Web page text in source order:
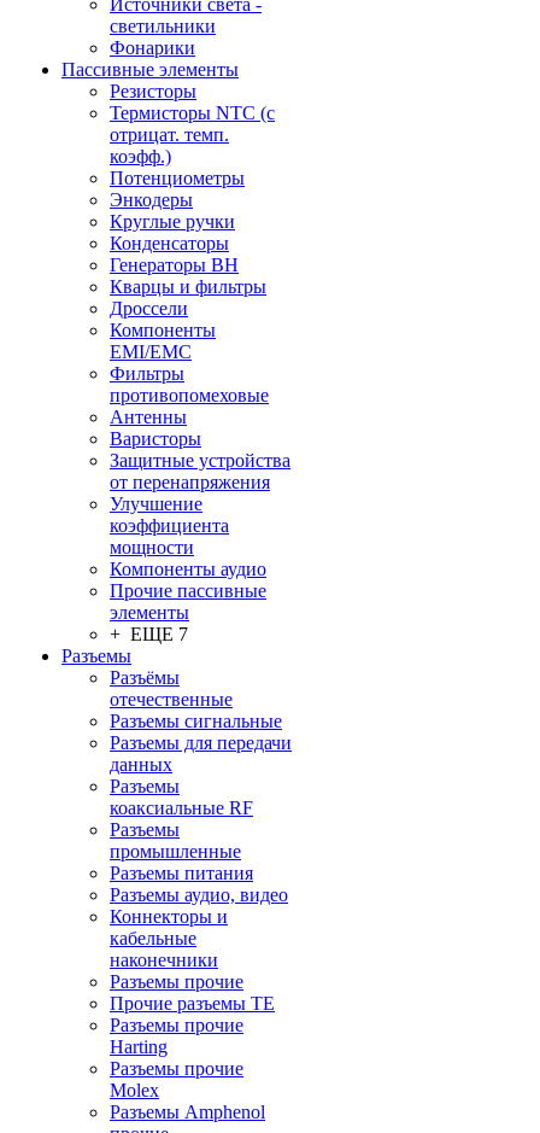
Источники света -
светильники
Фонарики
Пассивные элементы
Резисторы
Термисторы NTC (с
отрицат. темп.
коэфф.)
Потенциометры
Энкодеры
Круглые ручки
Конденсаторы
Генераторы ВН
Кварцы и фильтры
Дроссели
Компоненты
EMI/EMC
Фильтры
противопомеховые
Антенны
Варисторы
Защитные устройства
от перенапряжения
Улучшение
коэффициента
мощности
Компоненты аудио
Прочие пассивные
элементы
+ ЕЩЕ 7
Разъeмы
Разъёмы
отечественные
Разъeмы сигнальные
Разъeмы для передачи
данных
Разъeмы
коаксиальные RF
Разъeмы
промышленные
Разъeмы питания
Разъeмы аудио, видео
Коннекторы и
кабельные
наконечники
Разъeмы прочие
Прочие разъемы TE
Разъемы прочие
Harting
Разъемы прочие
Molex
Разъемы Amphenol